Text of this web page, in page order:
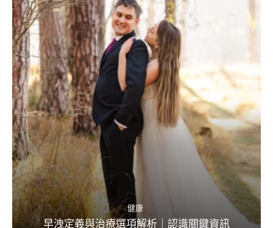
健康
早洩定義與治療選項解析｜認識關鍵資訊